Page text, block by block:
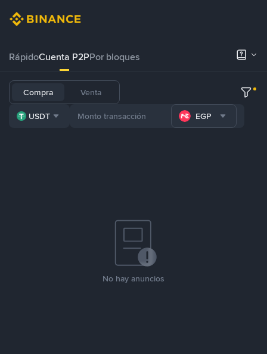
RápidoCuenta P2PPor bloques
Compra Venta
USDT EGP
No hay anuncios